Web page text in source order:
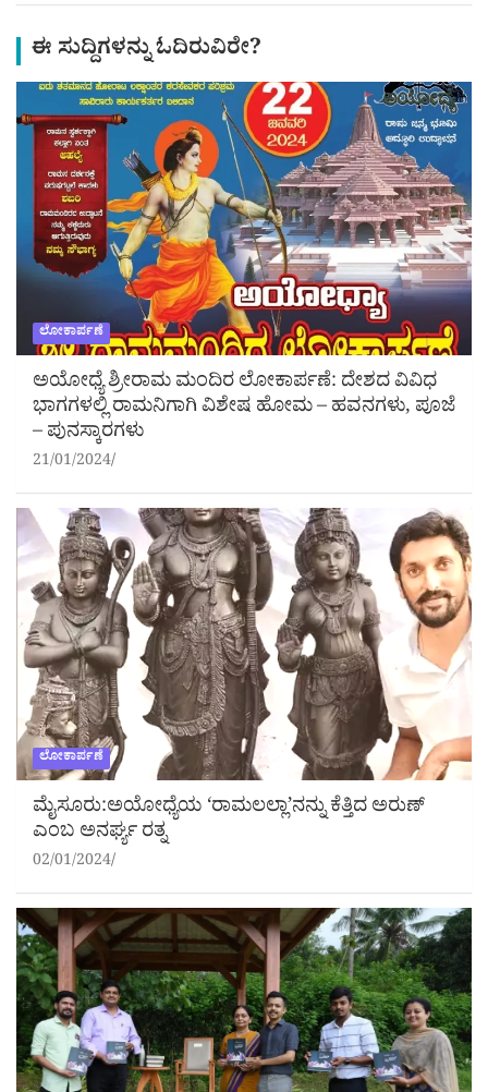
ಈ ಸುದ್ದಿಗಳನ್ನು ಓದಿರುವಿರೇ?
ಲೋಕಾರ್ಪಣೆ
ಅಯೋಧ್ಯೆ ಶ್ರೀರಾಮ ಮಂದಿರ ಲೋಕಾರ್ಪಣೆ: ದೇಶದ ವಿವಿಧ
ಭಾಗಗಳಲ್ಲಿ ರಾಮನಿಗಾಗಿ ವಿಶೇಷ ಹೋಮ – ಹವನಗಳು, ಪೂಜೆ
– ಪುನಸ್ಕಾರಗಳು
21/01/2024
ಲೋಕಾರ್ಪಣೆ
ಮೈಸೂರು:ಅಯೋಧ್ಯೆಯ ‘ರಾಮಲಲ್ಲಾ’ನನ್ನು ಕೆತ್ತಿದ ಅರುಣ್
ಎಂಬ ಅನರ್ಘ್ಯ ರತ್ನ
02/01/2024